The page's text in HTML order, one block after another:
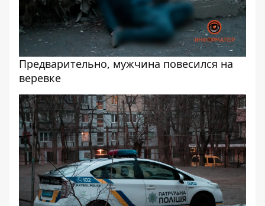
Предварительно, мужчина повесился на
веревке